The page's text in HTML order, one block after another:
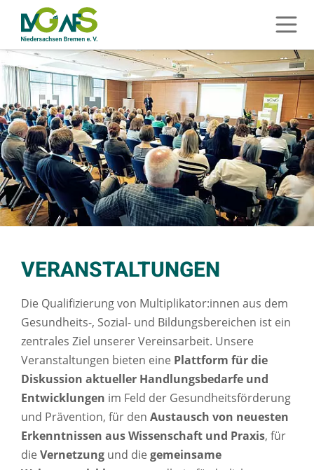
ZUM HAUPTINHALT SPRINGEN
ZUR SUCHE SPRINGEN
SIE BEFINDEN SICH HIER:
STARTSEITE VERANSTALTUNGEN
VERANSTALTUNGEN
Die Qualifizierung von Multiplikator:innen aus dem
Gesundheits-, Sozial- und Bildungsbereichen ist ein
zentrales Ziel unserer Vereinsarbeit. Unsere
Veranstaltungen bieten eine Plattform für die
Diskussion aktueller Handlungsbedarfe und
Entwicklungen im Feld der Gesundheitsförderung
und Prävention, für den Austausch von neuesten
Erkenntnissen aus Wissenschaft und Praxis, für
die Vernetzung und die gemeinsame